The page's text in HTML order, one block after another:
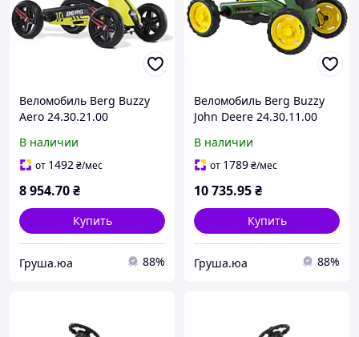
Веломобиль Berg Buzzy
Aero 24.30.21.00
В наличии
от 1492₴/мес
8 954.70₴
Купить
Груша.юа 88%
Веломобиль Berg Buzzy
John Deere 24.30.11.00
В наличии
от 1789₴/мес
10 735.95₴
Купить
Груша.юа 88%